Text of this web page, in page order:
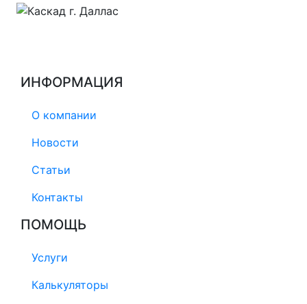
ИНФОРМАЦИЯ
О компании
Новости
Статьи
Контакты
ПОМОЩЬ
Услуги
Калькуляторы